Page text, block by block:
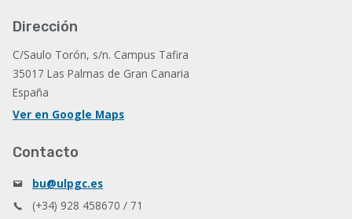
Dirección
C/Saulo Torón, s/n. Campus Tafira
35017 Las Palmas de Gran Canaria
España
Ver en Google Maps
Contacto
bu@ulpgc.es
(+34) 928 458670 / 71